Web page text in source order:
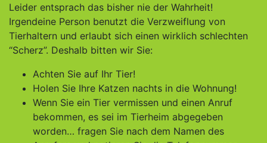
Leider entsprach das bisher nie der Wahrheit!
Irgendeine Person benutzt die Verzweiflung von
Tierhaltern und erlaubt sich einen wirklich schlechten
“Scherz”. Deshalb bitten wir Sie:
Achten Sie auf Ihr Tier!
Holen Sie Ihre Katzen nachts in die Wohnung!
Wenn Sie ein Tier vermissen und einen Anruf
bekommen, es sei im Tierheim abgegeben
worden… fragen Sie nach dem Namen des